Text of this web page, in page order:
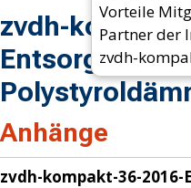
Vorteile
Partner der
zvdh-
zvdh-kompakt
Entsorgung
Anhänge
zvdh-kompakt-36-2016-